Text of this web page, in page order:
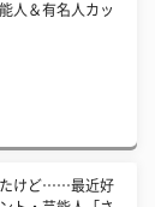
人＆有名人カッ
たけど……最近好